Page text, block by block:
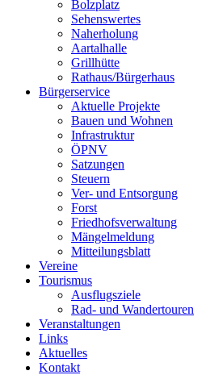
Bolzplatz
Sehenswertes
Naherholung
Aartalhalle
Grillhütte
Rathaus/Bürgerhaus
Bürgerservice
Aktuelle Projekte
Bauen und Wohnen
Infrastruktur
ÖPNV
Satzungen
Steuern
Ver- und Entsorgung
Forst
Friedhofsverwaltung
Mängelmeldung
Mitteilungsblatt
Vereine
Tourismus
Ausflugsziele
Rad- und Wandertouren
Veranstaltungen
Links
Aktuelles
Kontakt